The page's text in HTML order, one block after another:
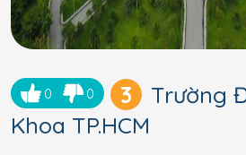
0 0 3
Trường
Khoa TP.HCM